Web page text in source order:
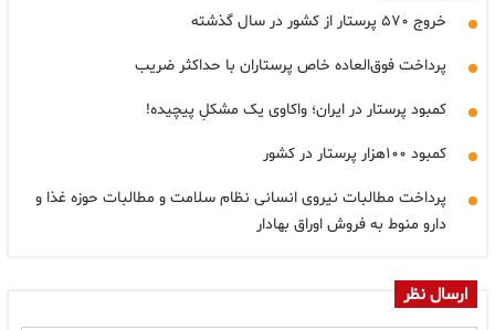
خروج ۵۷۰ پرستار از کشور در سال گذشته
پرداخت فوق‌العاده خاص پرستاران با حداکثر ضریب
کمبود پرستار در ایران؛ واکاوی یک مشکلِ پیچیده!
کمبود ۱۰۰هزار پرستار در کشور
پرداخت مطالبات نیروی انسانی نظام سلامت و مطالبات حوزه غذا و
دارو منوط به فروش اوراق بهادار
ارسال نظر